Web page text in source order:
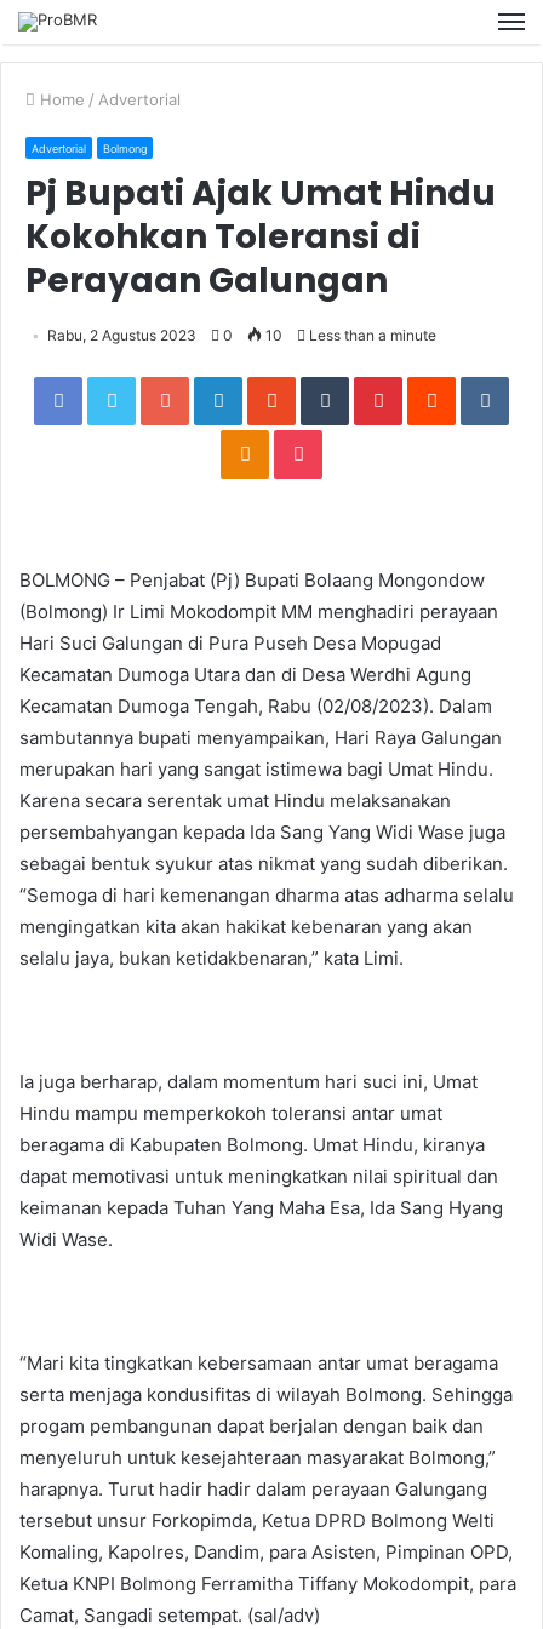
Home / Advertorial
Advertorial Bolmong
Pj Bupati Ajak Umat Hindu
Kokohkan Toleransi di
Perayaan Galungan
Rabu, 2 Agustus 2023 0 10 Less than a minute
FacebookTwitterGoogle+LinkedInStumbleUpon
TumblrPinterestReddit
Odnoklassniki
Pocket
BOLMONG – Penjabat (Pj) Bupati Bolaang Mongondow
(Bolmong) Ir Limi Mokodompit MM menghadiri perayaan
Hari Suci Galungan di Pura Puseh Desa Mopugad
Kecamatan Dumoga Utara dan di Desa Werdhi Agung
Kecamatan Dumoga Tengah, Rabu (02/08/2023). Dalam
sambutannya bupati menyampaikan, Hari Raya Galungan
merupakan hari yang sangat istimewa bagi Umat Hindu.
Karena secara serentak umat Hindu melaksanakan
persembahyangan kepada Ida Sang Yang Widi Wase juga
sebagai bentuk syukur atas nikmat yang sudah diberikan.
“Semoga di hari kemenangan dharma atas adharma selalu
mengingatkan kita akan hakikat kebenaran yang akan
selalu jaya, bukan ketidakbenaran,” kata Limi.
Ia juga berharap, dalam momentum hari suci ini, Umat
Hindu mampu memperkokoh toleransi antar umat
beragama di Kabupaten Bolmong. Umat Hindu, kiranya
dapat memotivasi untuk meningkatkan nilai spiritual dan
keimanan kepada Tuhan Yang Maha Esa, Ida Sang Hyang
Widi Wase.
“Mari kita tingkatkan kebersamaan antar umat beragama
serta menjaga kondusifitas di wilayah Bolmong. Sehingga
progam pembangunan dapat berjalan dengan baik dan
menyeluruh untuk kesejahteraan masyarakat Bolmong,”
harapnya. Turut hadir hadir dalam perayaan Galungang
tersebut unsur Forkopimda, Ketua DPRD Bolmong Welti
Komaling, Kapolres, Dandim, para Asisten, Pimpinan OPD,
Ketua KNPI Bolmong Ferramitha Tiffany Mokodompit, para
Camat, Sangadi setempat. (sal/adv)